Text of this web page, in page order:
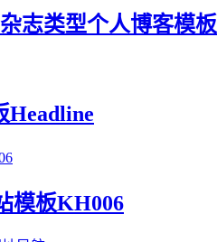
志类型个人博客模板
Headline
模板KH006